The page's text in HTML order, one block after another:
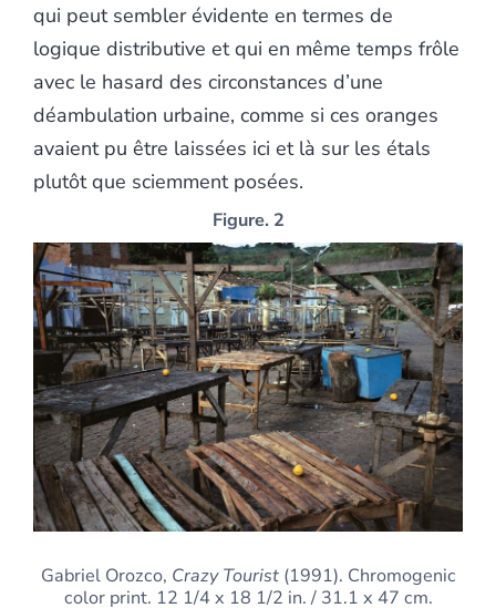
qui peut sembler évidente en termes de
logique distributive et qui en même temps frôle
avec le hasard des circonstances d’une
déambulation urbaine, comme si ces oranges
avaient pu être laissées ici et là sur les étals
plutôt que sciemment posées.
Figure. 2
Gabriel Orozco, Crazy Tourist(1991). Chromogenic
color print. 12 1/4 x 18 1/2 in. / 31.1 x 47 cm.